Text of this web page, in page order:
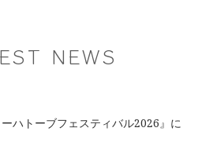
NEWS
ハトーブフェスティバル2026』に